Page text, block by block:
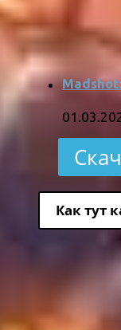
Как тут